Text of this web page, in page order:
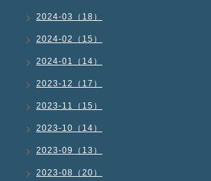
2024-03（18）
2024-02（15）
2024-01（14）
2023-12（17）
2023-11（15）
2023-10（14）
2023-09（13）
2023-08（20）